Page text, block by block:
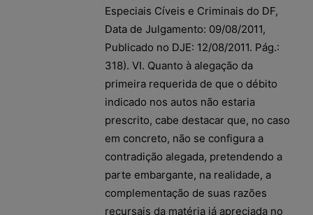
Especiais Cíveis e Criminais do DF,
Data de Julgamento: 09/08/2011,
Publicado no DJE: 12/08/2011. Pág.:
318). VI. Quanto à alegação da
primeira requerida de que o débito
indicado nos autos não estaria
prescrito, cabe destacar que, no caso
em concreto, não se configura a
contradição alegada, pretendendo a
parte embargante, na realidade, a
complementação de suas razões
recursais da matéria já apreciada no